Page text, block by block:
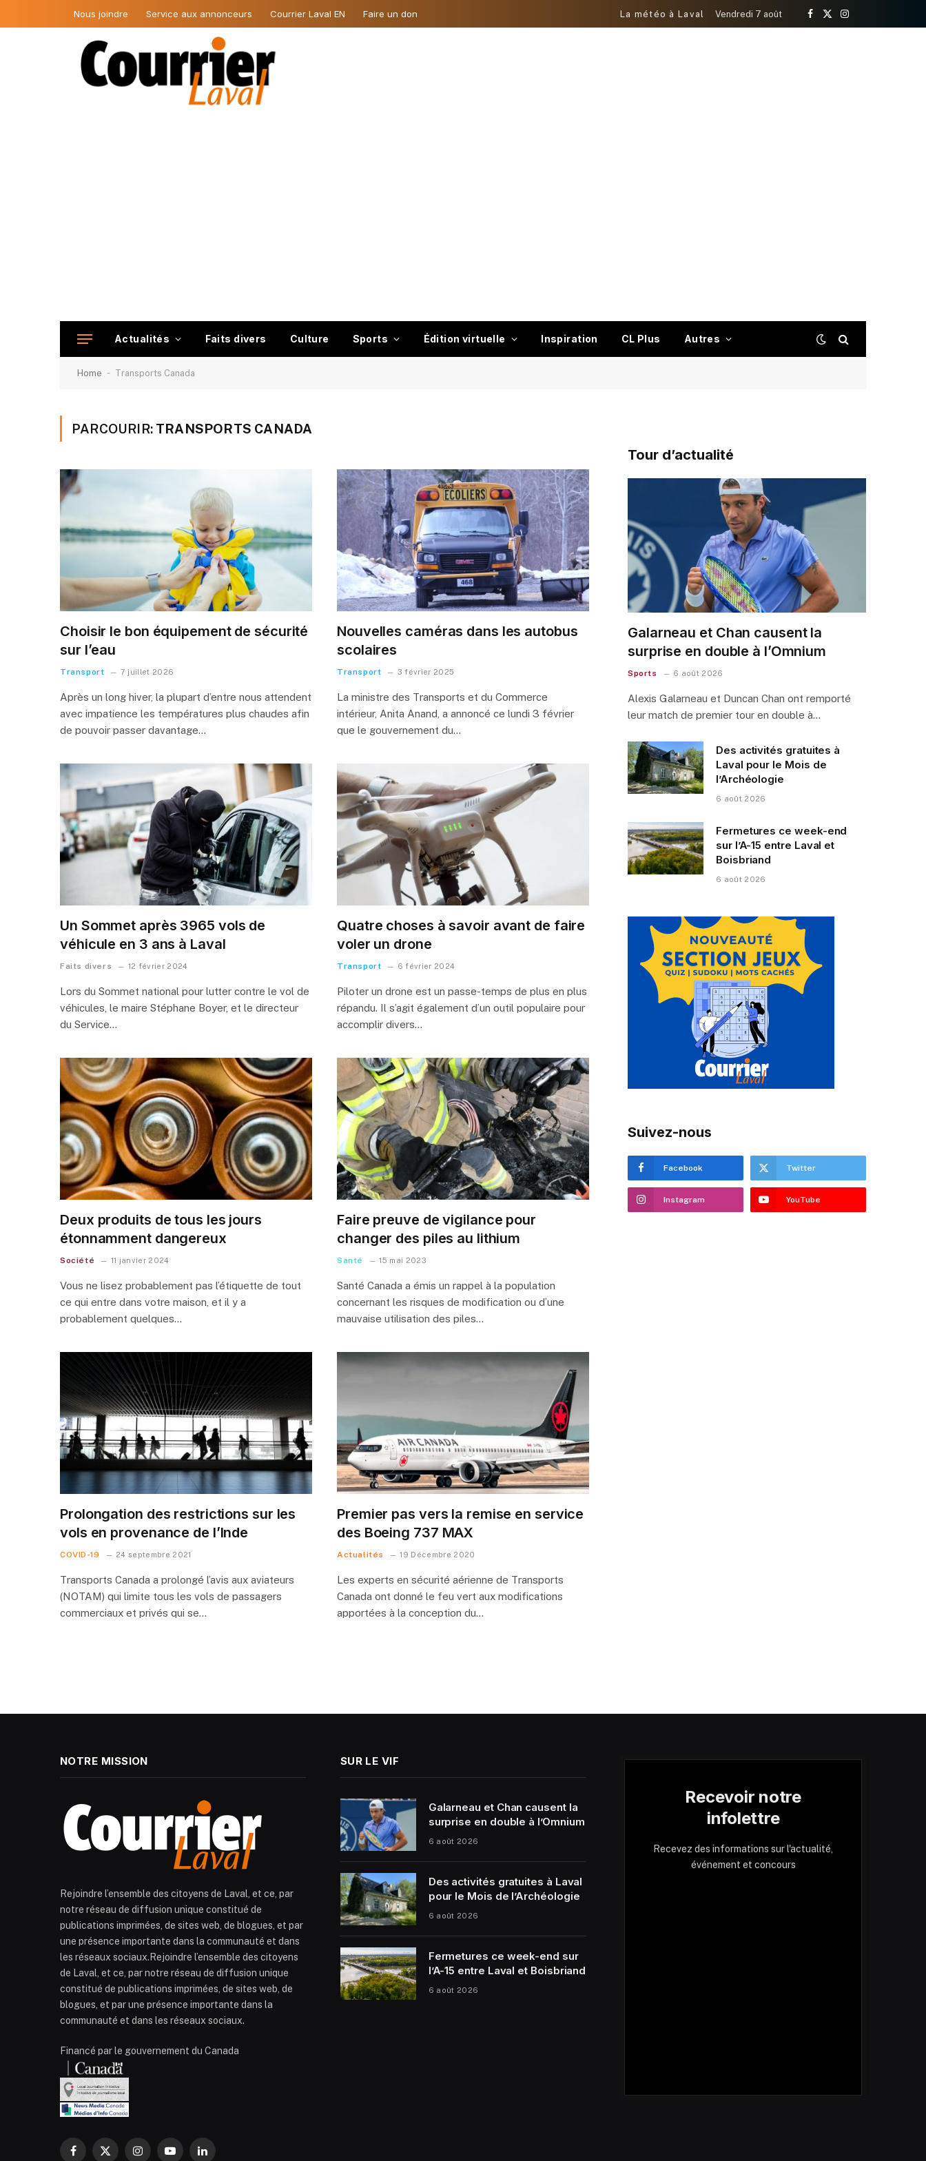
Nous joindre Service aux annonceurs Courrier Laval EN Faire un don La météo à Laval Vendredi 7 août
Facebook
X
Instagram
Actualités Faits divers Culture Sports Édition virtuelle Inspiration CL Plus Autres
Home - Transports Canada
PARCOURIR: TRANSPORTS CANADA
Choisir le bon équipement de sécurité
sur l’eau
Transport 7 juillet 2026
Après un long hiver, la plupart d’entre nous attendent
avec impatience les températures plus chaudes afin
de pouvoir passer davantage…
Nouvelles caméras dans les autobus
scolaires
Transport 3 février 2025
La ministre des Transports et du Commerce
intérieur, Anita Anand, a annoncé ce lundi 3 février
que le gouvernement du…
Un Sommet après 3965 vols de
véhicule en 3 ans à Laval
Faits divers 12 février 2024
Lors du Sommet national pour lutter contre le vol de
véhicules, le maire Stéphane Boyer, et le directeur
du Service…
Quatre choses à savoir avant de faire
voler un drone
Transport 6 février 2024
Piloter un drone est un passe-temps de plus en plus
répandu. Il s’agit également d’un outil populaire pour
accomplir divers…
Deux produits de tous les jours
étonnamment dangereux
Société 11 janvier 2024
Vous ne lisez probablement pas l’étiquette de tout
ce qui entre dans votre maison, et il y a
probablement quelques…
Faire preuve de vigilance pour
changer des piles au lithium
Santé 15 mai 2023
Santé Canada a émis un rappel à la population
concernant les risques de modification ou d’une
mauvaise utilisation des piles…
Prolongation des restrictions sur les
vols en provenance de l’Inde
COVID-19 24 septembre 2021
Transports Canada a prolongé l’avis aux aviateurs
(NOTAM) qui limite tous les vols de passagers
commerciaux et privés qui se…
Premier pas vers la remise en service
des Boeing 737 MAX
Actualités 19 Décembre 2020
Les experts en sécurité aérienne de Transports
Canada ont donné le feu vert aux modifications
apportées à la conception du…
Tour d’actualité
Galarneau et Chan causent la
surprise en double à l’Omnium
Sports 6 août 2026
Alexis Galarneau et Duncan Chan ont remporté
leur match de premier tour en double à…
Des activités gratuites à
Laval pour le Mois de
l’Archéologie
6 août 2026
Fermetures ce week-end
sur l’A-15 entre Laval et
Boisbriand
6 août 2026
Suivez-nous
Facebook Twitter
Instagram YouTube
NOTRE MISSION
Rejoindre l’ensemble des citoyens de Laval, et ce, par
notre réseau de diffusion unique constitué de
publications imprimées, de sites web, de blogues, et par
une présence importante dans la communauté et dans
les réseaux sociaux.Rejoindre l’ensemble des citoyens
de Laval, et ce, par notre réseau de diffusion unique
constitué de publications imprimées, de sites web, de
blogues, et par une présence importante dans la
communauté et dans les réseaux sociaux.
Financé par le gouvernement du Canada
Facebook
X InstagramYouTubeLinkedIn
SUR LE VIF
Galarneau et Chan causent la
surprise en double à l’Omnium
6 août 2026
Des activités gratuites à Laval
pour le Mois de l’Archéologie
6 août 2026
Fermetures ce week-end sur
l’A-15 entre Laval et Boisbriand
6 août 2026
Recevoir notre
infolettre
Recevez des informations sur l'actualité,
événement et concours